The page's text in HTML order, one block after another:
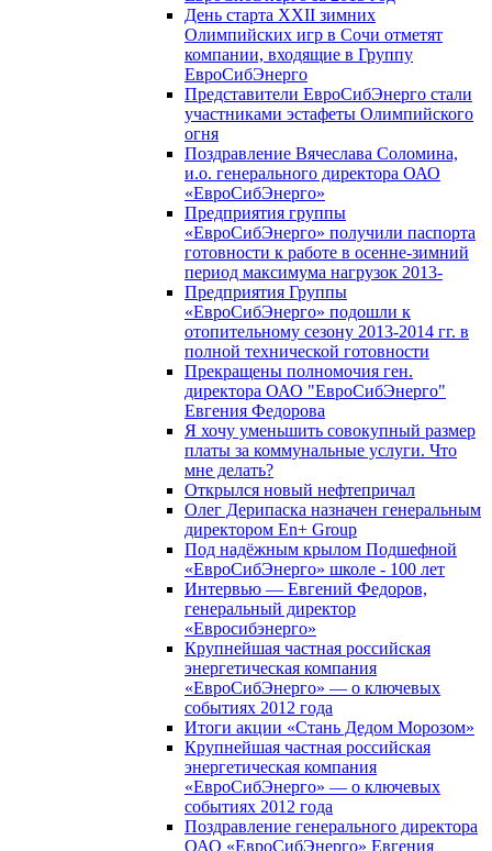
День старта XXII зимних
Олимпийских игр в Сочи отметят
компании, входящие в Группу
ЕвроСибЭнерго
Представители ЕвроСибЭнерго стали
участниками эстафеты Олимпийского
огня
Поздравление Вячеслава Соломина,
и.о. генерального директора ОАО
«ЕвроСибЭнерго»
Предприятия группы
«ЕвроСибЭнерго» получили паспорта
готовности к работе в осенне-зимний
период максимума нагрузок 2013-
Предприятия Группы
«ЕвроСибЭнерго» подошли к
отопительному сезону 2013-2014 гг. в
полной технической готовности
Прекращены полномочия ген.
директора ОАО "ЕвроСибЭнерго"
Евгения Федорова
Я хочу уменьшить совокупный размер
платы за коммунальные услуги. Что
мне делать?
Открылся новый нефтепричал
Олег Дерипаска назначен генеральным
директором En+ Group
Под надёжным крылом Подшефной
«ЕвроСибЭнерго» школе - 100 лет
Интервью — Евгений Федоров,
генеральный директор
«Евросибэнерго»
Крупнейшая частная российская
энергетическая компания
«ЕвроСибЭнерго» — о ключевых
событиях 2012 года
Итоги акции «Стань Дедом Морозом»
Крупнейшая частная российская
энергетическая компания
«ЕвроСибЭнерго» — о ключевых
событиях 2012 года
Поздравление генерального директора
ОАО «ЕвроСибЭнерго» Евгения